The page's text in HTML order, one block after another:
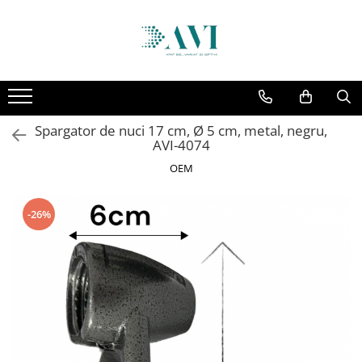
Casa
Accesorii uscatoare rufe
Aparate electrocasnice & accesorii
Accesorii pentru ochelari si lentile
de contact
Perii de par si piepteni
Unghiere si clesti manichiura &
pedichiura
Baterii sanitare baie
Coloane de dus si seturi de dus
Spargator de nuci 17 cm, Ø 5 cm, metal, negru,
AVI-4074
OEM
-26%